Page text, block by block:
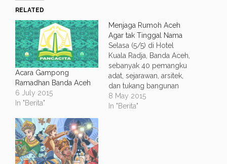
RELATED
Acara Gampong
Ramadhan Banda Aceh
6 July 2015
In "Berita"
Menjaga Rumoh Aceh
Agar tak Tinggal Nama
Selasa (5/5) di Hotel
Kuala Radja, Banda Aceh,
sebanyak 40 pemangku
adat, sejarawan, arsitek,
dan tukang bangunan
yang datang dari 23
kabupaten/kota dan
8 May 2015
In "Berita"